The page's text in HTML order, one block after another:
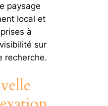
paysage
local et
à
sur
recherche.